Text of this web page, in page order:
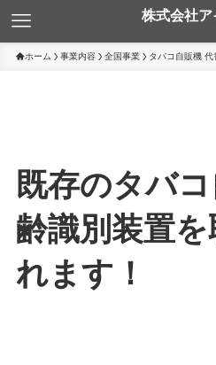
ホーム 事業内容 全国事業 タバコ自販機 代
既存のタバ
齢識別装置
れます！